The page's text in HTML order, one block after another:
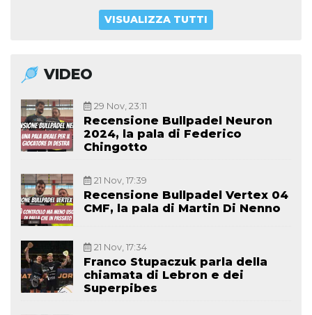
VISUALIZZA TUTTI
VIDEO
29 Nov, 23:11
Recensione Bullpadel Neuron
2024, la pala di Federico
Chingotto
21 Nov, 17:39
Recensione Bullpadel Vertex 04
CMF, la pala di Martin Di Nenno
21 Nov, 17:34
Franco Stupaczuk parla della
chiamata di Lebron e dei
Superpibes